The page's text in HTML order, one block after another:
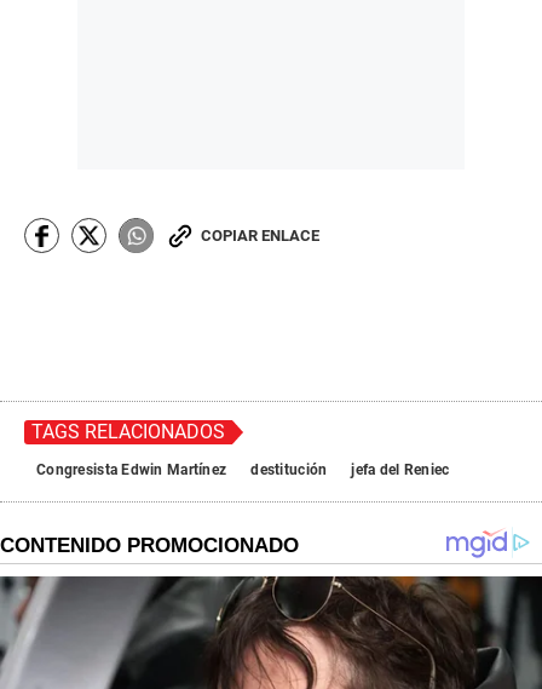
COPIAR ENLACE
TAGS RELACIONADOS
Congresista Edwin Martínez destitución jefa del Reniec